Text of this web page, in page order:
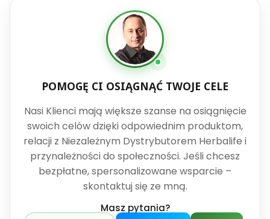
POMOGĘ CI OSIĄGNĄĆ TWOJE CELE
Nasi Klienci mają większe szanse na osiągnięcie
swoich celów dzięki odpowiednim produktom,
relacji z Niezależnym Dystrybutorem Herbalife i
przynależności do społeczności. Jeśli chcesz
bezpłatne, spersonalizowane wsparcie –
skontaktuj się ze mną.
Masz pytania?